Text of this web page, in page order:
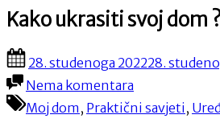
Kako ukrasiti svoj dom
Posted
on
28. studenoga 202228.
Nema komentara
Kako
ukrasiti
Moj dom , Praktični savjeti ,